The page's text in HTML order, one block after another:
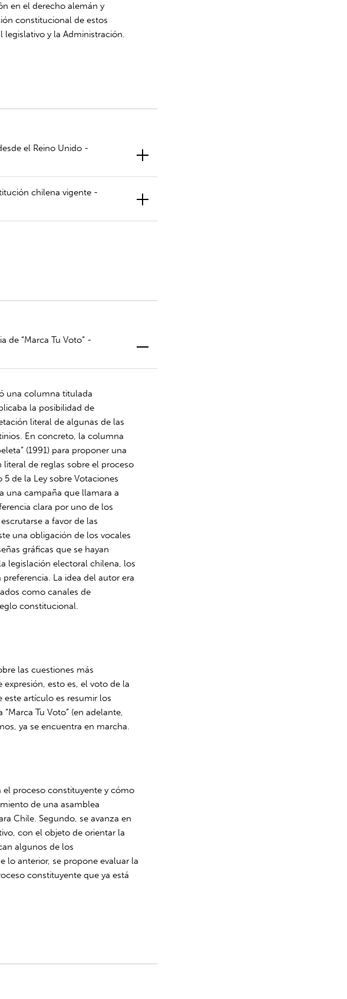
en el derecho alemán y
constitucional de estos
y la Administración.
el Reino Unido -
chilena vigente -
de “Marca Tu Voto” -
una columna titulada
la posibilidad de
literal de algunas de las
En concreto, la columna
(1991) para proponer una
de reglas sobre el proceso
de la Ley sobre Votaciones
una campaña que llamara a
clara por uno de los
a favor de las
una obligación de los vocales
gráficas que se hayan
legislación electoral chilena, los
La idea del autor era
como canales de
constitucional.
las cuestiones más
esto es, el voto de la
este artículo es resumir los
Tu Voto” (en adelante,
ya se encuentra en marcha.
el proceso constituyente y cómo
de una asamblea
Chile. Segundo, se avanza en
con el objeto de orientar la
algunos de los
lo anterior, se propone evaluar la
constituyente que ya está